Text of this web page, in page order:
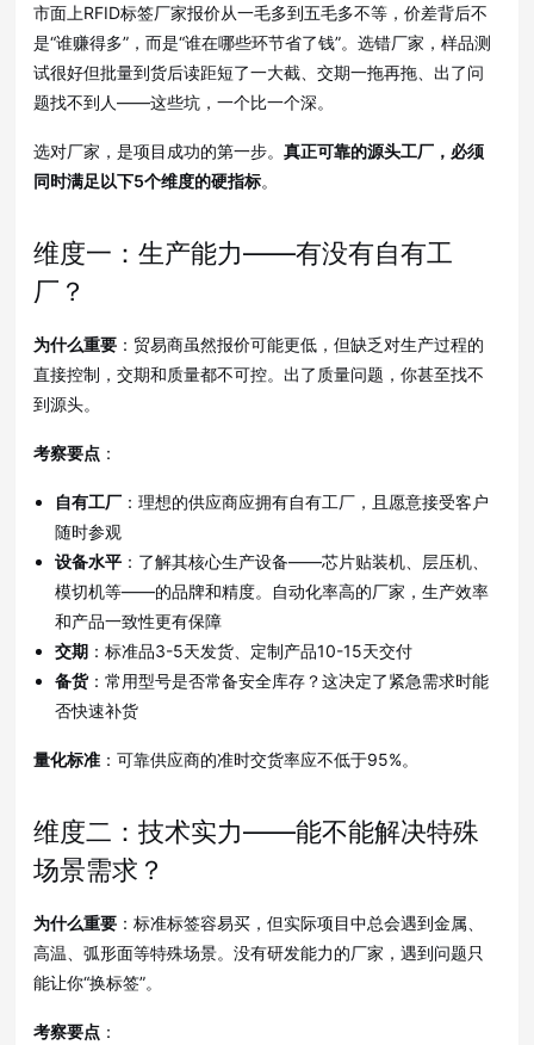
市面上RFID标签厂家报价从一毛多到五毛多不等，价差背后不
是“谁赚得多”，而是“谁在哪些环节省了钱”。选错厂家，样品测
试很好但批量到货后读距短了一大截、交期一拖再拖、出了问
题找不到人——这些坑，一个比一个深。
选对厂家，是项目成功的第一步。真正可靠的源头工厂，必须
同时满足以下5个维度的硬指标。
维度一：生产能力——有没有自有工
厂？
为什么重要 ：贸易商虽然报价可能更低，但缺乏对生产过程的
直接控制，交期和质量都不可控。出了质量问题，你甚至找不
到源头。
考察要点 ：
自有工厂 ：理想的供应商应拥有自有工厂，且愿意接受客户
随时参观
设备水平 ：了解其核心生产设备——芯片贴装机、层压机、
模切机等——的品牌和精度。自动化率高的厂家，生产效率
和产品一致性更有保障
交期 ：标准品3-5天发货、定制产品10-15天交付
备货：常用型号是否常备安全库存？这决定了紧急需求时能
否快速补货
量化标准 ：可靠供应商的准时交货率应不低于95%。
维度二：技术实力——能不能解决特殊
场景需求？
为什么重要 ：标准标签容易买，但实际项目中总会遇到金属、
高温、弧形面等特殊场景。没有研发能力的厂家，遇到问题只
能让你“换标签”。
考察要点 ：